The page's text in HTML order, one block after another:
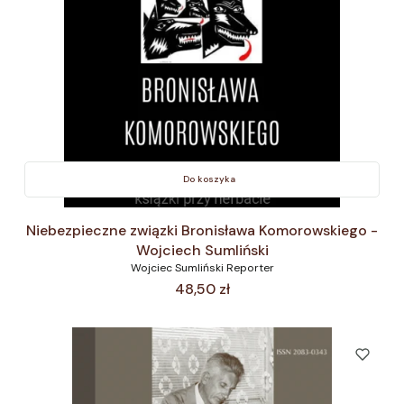
Do koszyka
Niebezpieczne związki Bronisława Komorowskiego -
Wojciech Sumliński
Wojciec Sumliński Reporter
Cena
48,50 zł